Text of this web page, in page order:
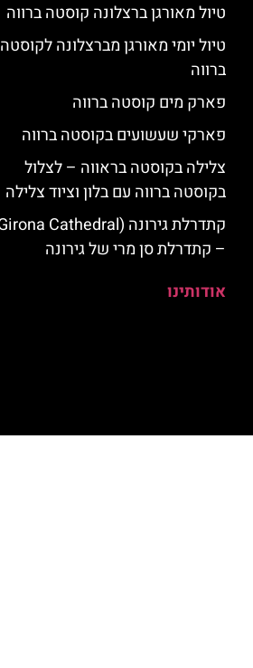
טיול מאורגן ברצלונה קוסטה ברווה
טיול יומי מאורגן מברצלונה לקוסטה
ברווה
פארק מים קוסטה ברווה
פארקי שעשועים בקוסטה ברווה
צלילה בקוסטה בראווה – לצלול
בקוסטה ברווה עם בלון וציוד צלילה
– קתדרלת סן מרי של גירונה
אודותינו